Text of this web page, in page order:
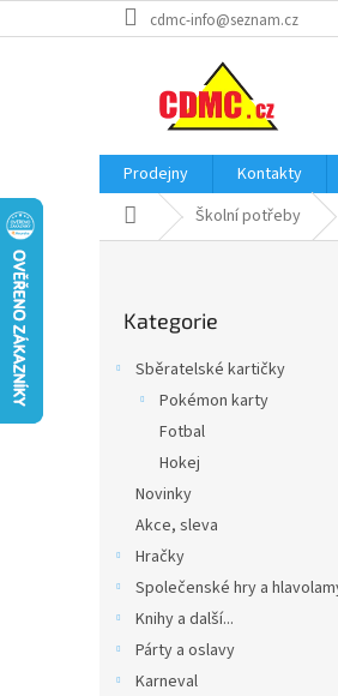
na
cdmc-info@seznam.cz
Prodejny Kontakty
Domů Školní potřeby
kategorie
Kategorie
Sběratelské kartičky
Pokémon karty
Fotbal
Hokej
Novinky
Akce, sleva
Hračky
Společenské hry a
Knihy a další...
Párty a oslavy
Karneval